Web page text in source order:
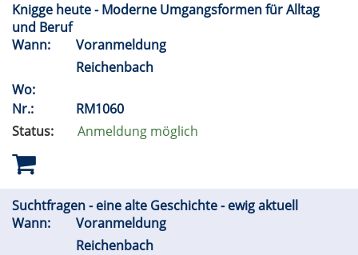
Knigge heute - Moderne Umgangsformen für Alltag
und Beruf
Wann:
Voranmeldung
Reichenbach
Wo:
Nr.:
RM1060
Status:
Anmeldung möglich
Suchtfragen - eine alte Geschichte - ewig aktuell
Wann:
Voranmeldung
Reichenbach